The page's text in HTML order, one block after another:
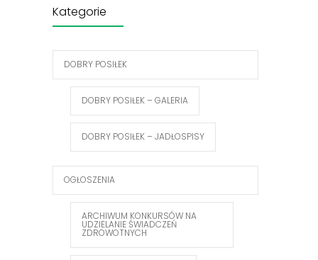
Kategorie
DOBRY POSIŁEK
DOBRY POSIŁEK – GALERIA
DOBRY POSIŁEK – JADŁOSPISY
OGŁOSZENIA
ARCHIWUM KONKURSÓW NA
UDZIELANIE ŚWIADCZEŃ
ZDROWOTNYCH